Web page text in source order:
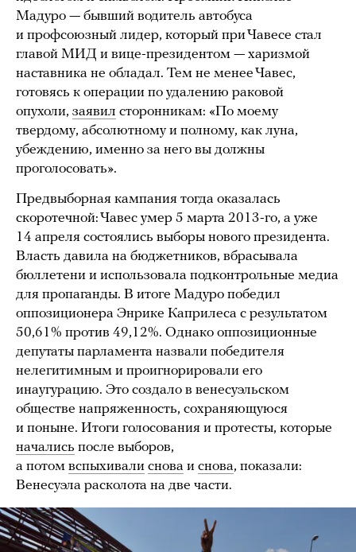
Мадуро — бывший водитель автобуса
и профсоюзный лидер, который при Чавесе стал
главой МИД и вице-президентом — харизмой
наставника не обладал. Тем не менее Чавес,
готовясь к операции по удалению раковой
опухоли, заявил сторонникам: «По моему
твердому, абсолютному и полному, как луна,
убеждению, именно за него вы должны
проголосовать».
Предвыборная кампания тогда оказалась
скоротечной: Чавес умер 5 марта 2013-го, а уже
14 апреля состоялись выборы нового президента.
Власть давила на бюджетников, вбрасывала
бюллетени и использовала подконтрольные медиа
для пропаганды. В итоге Мадуро победил
оппозиционера Энрике Каприлеса с результатом
50,61% против 49,12%. Однако оппозиционные
депутаты парламента назвали победителя
нелегитимным и проигнорировали его
инаугурацию. Это создало в венесуэльском
обществе напряженность, сохраняющуюся
и поныне. Итоги голосования и протесты, которые
начались после выборов,
а потом вспыхивали снова и снова, показали:
Венесуэла расколота на две части.